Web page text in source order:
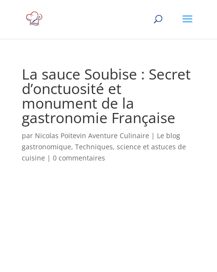
La sauce Soubise : Secret
d’onctuosité et
monument de la
gastronomie Française
par Nicolas Poitevin Aventure Culinaire | Le blog
gastronomique, Techniques, science et astuces de
cuisine | 0 commentaires